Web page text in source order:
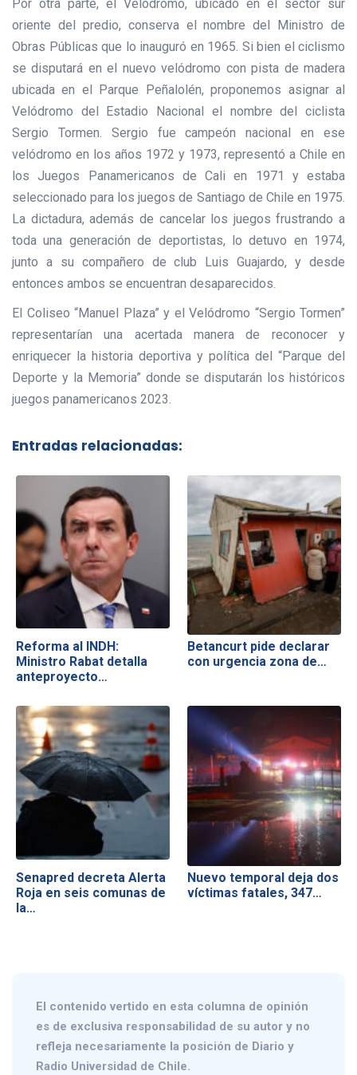
Por otra parte, el Velódromo, ubicado en el sector sur
oriente del predio, conserva el nombre del Ministro de
Obras Públicas que lo inauguró en 1965. Si bien el ciclismo
se disputará en el nuevo velódromo con pista de madera
ubicada en el Parque Peñalolén, proponemos asignar al
Velódromo del Estadio Nacional el nombre del ciclista
Sergio Tormen. Sergio fue campeón nacional en ese
velódromo en los años 1972 y 1973, representó a Chile en
los Juegos Panamericanos de Cali en 1971 y estaba
seleccionado para los juegos de Santiago de Chile en 1975.
La dictadura, además de cancelar los juegos frustrando a
toda una generación de deportistas, lo detuvo en 1974,
junto a su compañero de club Luis Guajardo, y desde
entonces ambos se encuentran desaparecidos.
El Coliseo “Manuel Plaza” y el Velódromo “Sergio Tormen”
representarían una acertada manera de reconocer y
enriquecer la historia deportiva y política del “Parque del
Deporte y la Memoria” donde se disputarán los históricos
juegos panamericanos 2023.
Entradas relacionadas:
Reforma al INDH:
Ministro Rabat detalla
anteproyecto…
Betancurt pide declarar
con urgencia zona de…
Senapred decreta Alerta
Roja en seis comunas de
la…
Nuevo temporal deja dos
víctimas fatales, 347…
El contenido vertido en esta columna de opinión
es de exclusiva responsabilidad de su autor y no
refleja necesariamente la posición de Diario y
Radio Universidad de Chile.